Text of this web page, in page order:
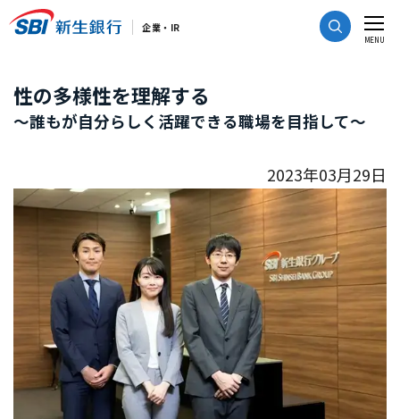
CLOSE
MENU
性の多様性を理解する
～誰もが自分らしく活躍できる職場を目指して～
2023年03月29日
企業・IR